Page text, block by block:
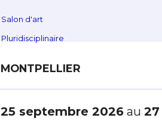
Salon d'art
Pluridisciplinaire
MONTPELLIER
25 septembre 2026 au